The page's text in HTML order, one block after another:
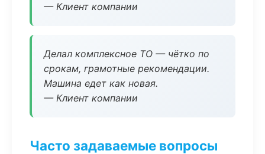
— Клиент компании
Делал комплексное ТО — чётко по
срокам, грамотные рекомендации.
Машина едет как новая.
— Клиент компании
Часто задаваемые вопросы